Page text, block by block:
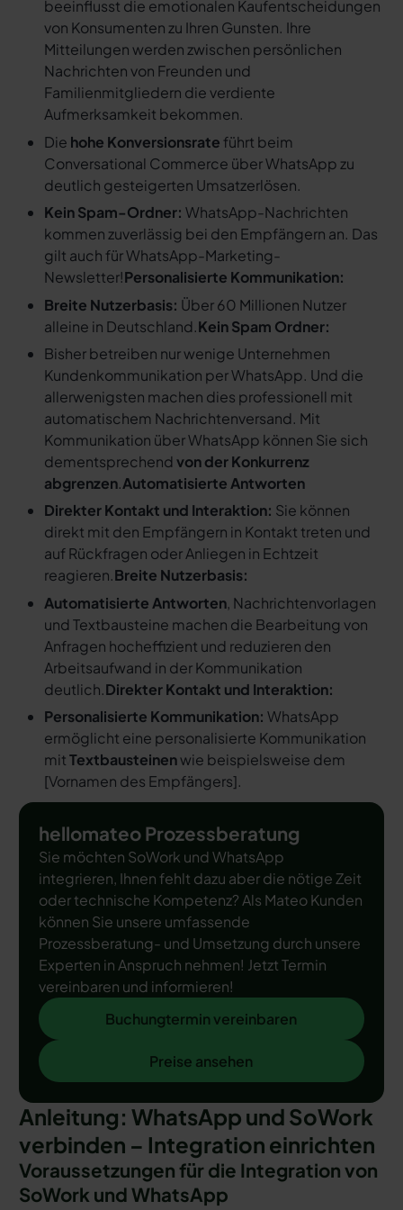
beeinflusst die emotionalen Kaufentscheidungen
von Konsumenten zu Ihren Gunsten. Ihre
Mitteilungen werden zwischen persönlichen
Nachrichten von Freunden und
Familienmitgliedern die verdiente
Aufmerksamkeit bekommen.
Die hohe Konversionsrate führt beim
Conversational Commerce über WhatsApp zu
deutlich gesteigerten Umsatzerlösen.
Kein Spam-Ordner: WhatsApp-Nachrichten
kommen zuverlässig bei den Empfängern an. Das
gilt auch für WhatsApp-Marketing-
Newsletter!Personalisierte Kommunikation:
Breite Nutzerbasis: Über 60 Millionen Nutzer
alleine in Deutschland.Kein Spam Ordner:
Bisher betreiben nur wenige Unternehmen
Kundenkommunikation per WhatsApp. Und die
allerwenigsten machen dies professionell mit
automatischem Nachrichtenversand. Mit
Kommunikation über WhatsApp können Sie sich
dementsprechendvon der Konkurrenz
abgrenzen.Automatisierte Antworten
Direkter Kontakt und Interaktion: Sie können
direkt mit den Empfängern in Kontakt treten und
auf Rückfragen oder Anliegen in Echtzeit
reagieren.Breite Nutzerbasis:
Automatisierte Antworten, Nachrichtenvorlagen
und Textbausteine machen die Bearbeitung von
Anfragen hocheffizient und reduzieren den
Arbeitsaufwand in der Kommunikation
deutlich.Direkter Kontakt und Interaktion:
Personalisierte Kommunikation: WhatsApp
ermöglicht eine personalisierte Kommunikation
mitTextbausteinenwie beispielsweise dem
[Vornamen des Empfängers].
hellomateo Prozessberatung
Sie möchten SoWork und WhatsApp
integrieren, Ihnen fehlt dazu aber die nötige Zeit
oder technische Kompetenz? Als Mateo Kunden
können Sie unsere umfassende
Prozessberatung- und Umsetzung durch unsere
Experten in Anspruch nehmen! Jetzt Termin
vereinbaren und informieren!
Buchungtermin vereinbaren
Buchungtermin vereinbaren
Preise ansehen
Preise ansehen
Anleitung: WhatsApp und SoWork
verbinden – Integration einrichten
Voraussetzungen für die Integration von
SoWork und WhatsApp